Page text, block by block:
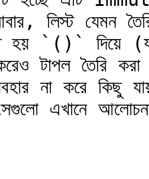
লিস্ট যেমন
হয় `()` দিয়ে
টাপল তৈরি
না করে কিছু
এখানে